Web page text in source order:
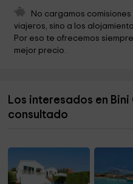
Iglesia Evangelica de Menorca
Salón del Reino de los Testigos
caminamenorca.com
Parroquia De Nuestra Señora
No cargamos comisiones
viajeros, sino a los
Por eso te ofrecemos siempre
mejor precio.
Los interesados en
consultado